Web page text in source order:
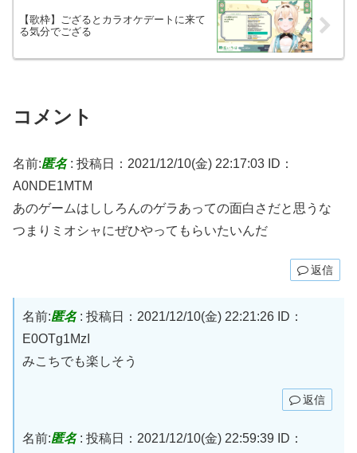
【歌枠】ござるとカラオケデートに来て
る気分でござる
コメント
名前:匿名: 投稿日：2021/12/10(金) 22:17:03 ID：
A0NDE1MTM
あのゲームはししろんのゲラあっての面白さだと思うな
つまりミオシャにぜひやってもらいたいんだ
返信
名前:匿名: 投稿日：2021/12/10(金) 22:21:26
ID：
E0OTg1MzI
みこちでも楽しそう
返信
名前:匿名: 投稿日：2021/12/10(金) 22:59:39
ID：